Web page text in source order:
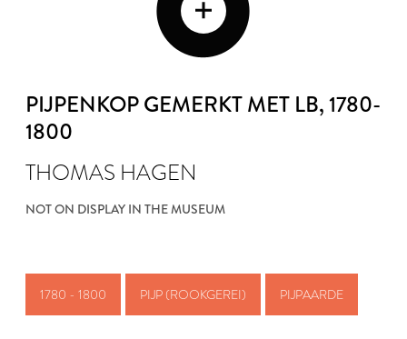
PIJPENKOP GEMERKT MET LB, 1780-
1800
THOMAS HAGEN
NOT ON DISPLAY IN THE MUSEUM
1780 - 1800 PIJP (ROOKGEREI) PIJPAARDE